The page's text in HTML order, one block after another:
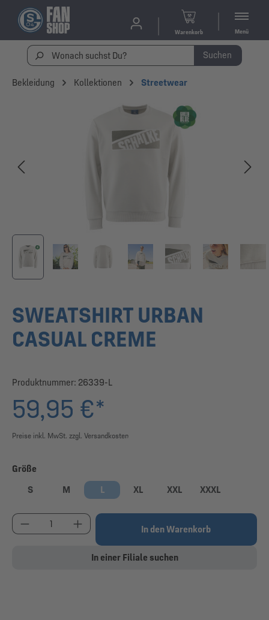
Warenkorb Menü
Suchen
Bekleidung Kollektionen Streetwear
SWEATSHIRT URBAN
CASUAL CREME
Produktnummer: 26339-L
59,95 €*
Preise inkl. MwSt. zzgl. Versandkosten
Größe
S
M L XL XXL XXXL
Produkt Anzahl: Gib den gewünschten Wert ein
In den Warenkorb
In einer Filiale suchen